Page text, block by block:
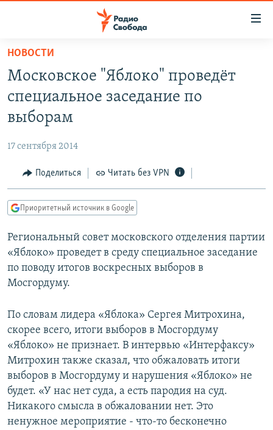
упрощенного
доступа
основному
Вернутся
Вернутся
поиску
АВТОРСКИЕ ПРОЕКТЫ
МНЕНИЯ
КУЛЬТУРА
КАВКАЗ.РЕАЛИИ
СЕВЕР.РЕАЛИИ
СИБИРЬ.РЕАЛИИ
РАСПИСАНИЕ ВЕЩАНИЯ
ПОДПИШИТЕСЬ НА РАССЫЛКУ
СОЦИАЛЬНЫЕ СЕТИ
Все сайты РСЕ/РС
НОВОСТИ
Московское "Яблоко" проведёт
специальное заседание по
выборам
17 сентября 2014
Поделиться Читать без VPN
Приоритетный источник в Google
Региональный совет московского отделения партии
«Яблоко» проведет в среду специальное заседание
по поводу итогов воскресных выборов в
Мосгордуму.
По словам лидера «Яблока» Сергея Митрохина,
скорее всего, итоги выборов в Мосгордуму
«Яблоко» не признает. В интервью «Интерфаксу»
Митрохин также сказал, что обжаловать итоги
выборов в Мосгордуму и нарушения «Яблоко» не
будет. «У нас нет суда, а есть пародия на суд.
Никакого смысла в обжаловании нет. Это
ненужное мероприятие - что-то бесконечно